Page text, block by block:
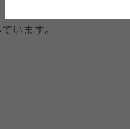
います。